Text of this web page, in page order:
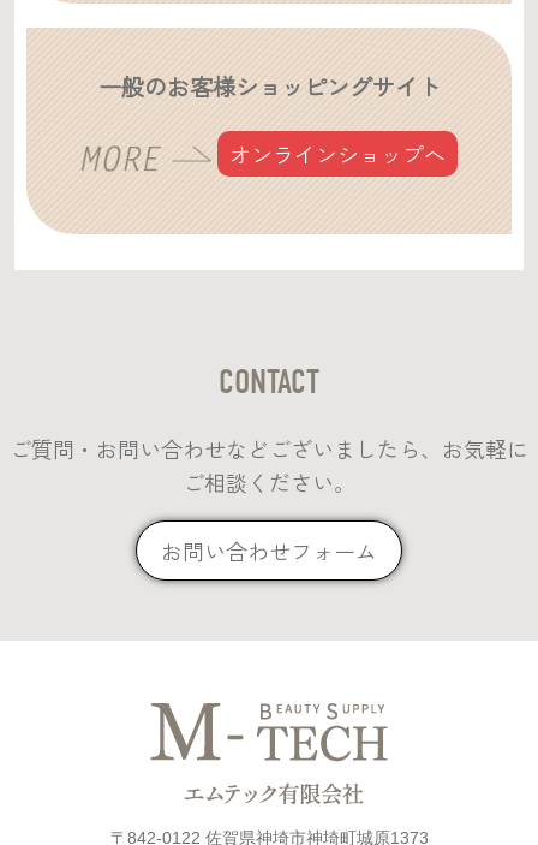
一般のお客様ショッピングサイト
オンラインショップへ
CONTACT
ご質問・お問い合わせなどございましたら、お気軽に
ご相談ください。
お問い合わせフォーム
〒842-0122 佐賀県神埼市神埼町城原1373